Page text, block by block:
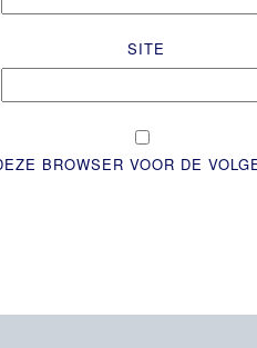
SITE
BROWSER VOOR DE